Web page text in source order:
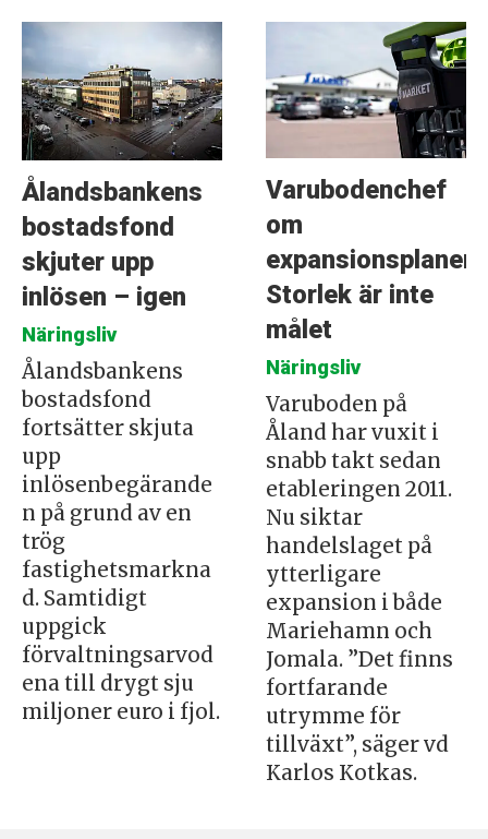
Ålandsbankens
bostadsfond
skjuter upp
inlösen – igen
Näringsliv
Ålandsbankens
bostadsfond
fortsätter skjuta
upp
inlösenbegärande
n på grund av en
trög
fastighetsmarkna
d. Samtidigt
uppgick
förvaltningsarvod
ena till drygt sju
miljoner euro i fjol.
Varubodenchef
om
Storlek är inte
målet
Näringsliv
Varuboden på
Åland har vuxit i
snabb takt sedan
etableringen 2011.
Nu siktar
handelslaget på
ytterligare
expansion i både
Mariehamn och
Jomala. ”Det finns
fortfarande
utrymme för
tillväxt”, säger vd
Karlos Kotkas.